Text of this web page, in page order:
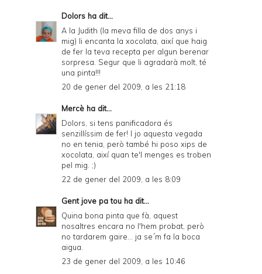
Dolors ha dit...
A la Judith (la meva filla de dos anys i
mig) li encanta la xocolata, així que haig
de fer la teva recepta per algun berenar
sorpresa. Segur que li agradarà molt, té
una pinta!!!
20 de gener del 2009, a les 21:18
Mercè ha dit...
Dolors, si tens panificadora és
senzillíssim de fer! I jo aquesta vegada
no en tenia, però també hi poso xips de
xocolata, així quan te'l menges es troben
pel mig. ;)
22 de gener del 2009, a les 8:09
Gent jove pa tou ha dit...
Quina bona pinta que fà, aquest
nosaltres encara no l'hem probat, però
no tardarem gaire... ja se´m fa la boca
aigua.
23 de gener del 2009, a les 10:46